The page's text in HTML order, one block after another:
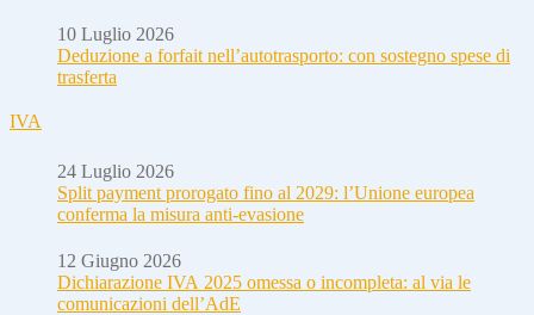
10 Luglio 2026
Deduzione a forfait nell’autotrasporto: con sostegno spese di
trasferta
IVA
24 Luglio 2026
Split payment prorogato fino al 2029: l’Unione europea
conferma la misura anti-evasione
12 Giugno 2026
Dichiarazione IVA 2025 omessa o incompleta: al via le
comunicazioni dell’AdE